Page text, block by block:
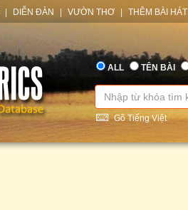
DIỄN ĐÀN VƯỜN THƠ THÊM BÀI HÁT
ALL TÊN BÀI
Gõ Tiếng Việt